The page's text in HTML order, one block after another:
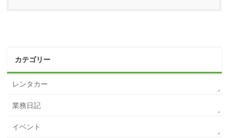
カテゴリー
レンタカー
業務日記
イベント